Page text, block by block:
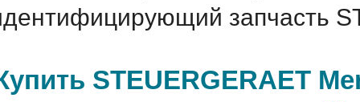
запчасть
STEUERGERAET